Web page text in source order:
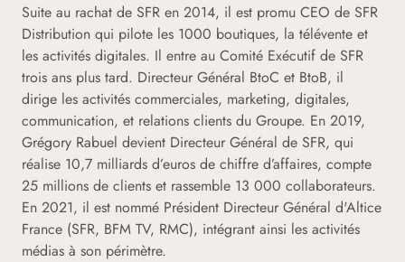
Suite au rachat de SFR en 2014, il est promu CEO de SFR
Distribution qui pilote les 1000 boutiques, la télévente et
les activités digitales. Il entre au Comité Exécutif de SFR
trois ans plus tard. Directeur Général BtoC et BtoB, il
dirige les activités commerciales, marketing, digitales,
communication, et relations clients du Groupe. En 2019,
Grégory Rabuel devient Directeur Général de SFR, qui
réalise 10,7 milliards d’euros de chiffre d’affaires, compte
25 millions de clients et rassemble 13 000 collaborateurs.
En 2021, il est nommé Président Directeur Général d'Altice
France (SFR, BFM TV, RMC), intégrant ainsi les activités
médias à son périmètre.